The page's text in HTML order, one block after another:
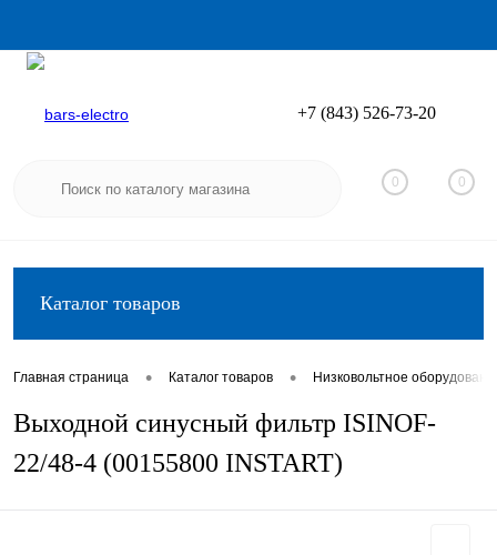
Вход
+7 (843) 526-73-20
0 0
Каталог товаров
Главная страница • Каталог товаров • Низковольтное
Выходной синусный фильтр ISINOF-
22/48-4 (00155800 INSTART)